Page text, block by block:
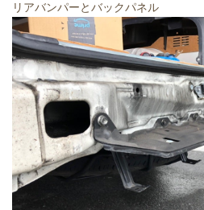
リアバンパーとバックパネル